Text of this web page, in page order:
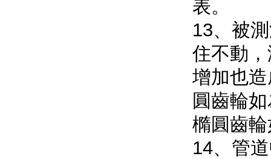
表。
13
住不動
增加也造
圓齒輪如
橢圓齒輪
14、